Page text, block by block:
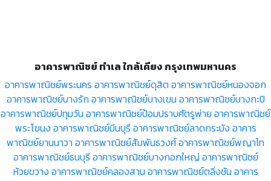
อาคารพาณิชย์ ทำเล ใกล้เคียง กรุงเทพมหานคร
อาคารพาณิชย์พระนคร อาคารพาณิชย์ดุสิต อาคารพาณิชย์หนองจอก
อาคารพาณิชย์บางรัก อาคารพาณิชย์บางเขน อาคารพาณิชย์บางกะปิ
อาคารพาณิชย์ปทุมวัน อาคารพาณิชย์ป้อมปราบศัตรูพ่าย อาคารพาณิชย์
พระโขนง อาคารพาณิชย์มีนบุรี อาคารพาณิชย์ลาดกระบัง อาคาร
พาณิชย์ยานนาวา อาคารพาณิชย์สัมพันธวงศ์อาคารพาณิชย์พญาไท
อาคารพาณิชย์ธนบุรี อาคารพาณิชย์บางกอกใหญ่ อาคารพาณิชย์
ห้วยขวาง อาคารพาณิชย์คลองสาน อาคารพาณิชย์ตลิ่งชัน อาคาร